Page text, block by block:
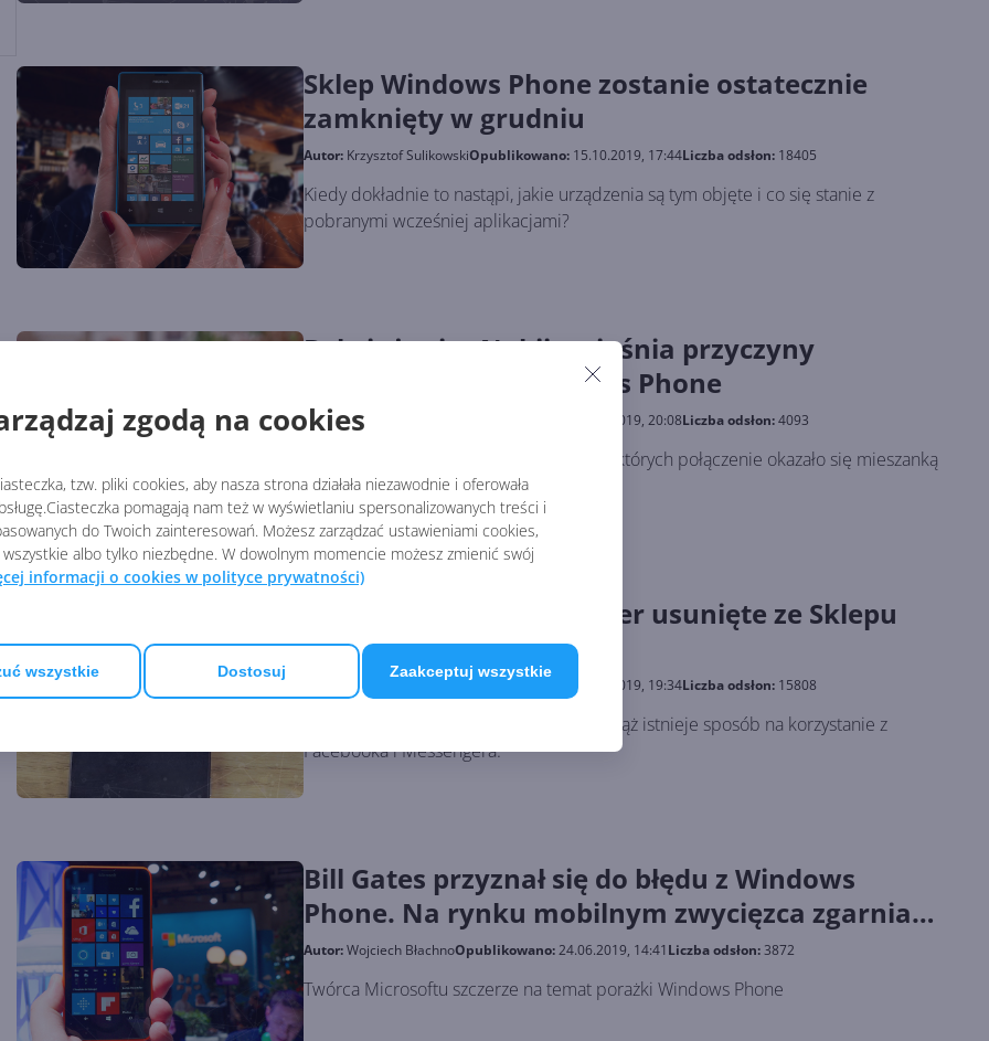
zgodą na cookies
tzw. pliki cookies, aby nasza strona działała niezawodnie i oferowała
pomagają nam też w wyświetlaniu spersonalizowanych treści i
do Twoich zainteresowań. Możesz zarządzać ustawieniami cookies,
albo tylko niezbędne. W dowolnym momencie możesz zmienić swój
informacji o cookies w polityce prywatności)
wszystkie Dostosuj Zaakceptuj wszystkie
Sklep Windows Phone zostanie ostatecznie
zamknięty w grudniu
Autor: Krzysztof SulikowskiOpublikowano: 15.10.2019, 17:44Liczba odsłon: 18405
Kiedy dokładnie to nastąpi, jakie urządzenia są tym objęte i co się stanie z
pobranymi wcześniej aplikacjami?
Były inżynier Nokii wyjaśnia przyczyny
niepowodzenia Windows Phone
Autor:Krzysztof Sulikowski 26.07.2019, 20:08Liczba odsłon:4093
Na porażkę zrzuciło się kilka czynników, których połączenie okazało się mieszanką
wybuchową.
Facebook oraz Messenger usunięte ze Sklepu
Windows Phone
Krzysztof SulikowskiOpublikowano: 28.06.2019, 19:34Liczba odsłon: 15808
Dla posiadaczy telefonów z Windows wciąż istnieje sposób na korzystanie z
Facebooka i Messengera.
Bill Gates przyznał się do błędu z Windows
Phone. Na rynku mobilnym zwycięzca zgarnia
wszystko
Autor:Wojciech BłachnoOpublikowano:24.06.2019, 14:41 Liczba odsłon:3872
Twórca Microsoftu szczerze na temat porażki Windows Phone